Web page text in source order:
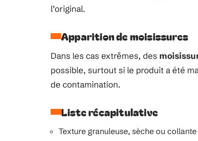
l’original.
Apparition de moisissures
Dans les cas extrêmes, des
possible, surtout si le produit a été
de contamination.
Liste récapitulative
Texture granuleuse, sèche ou collante